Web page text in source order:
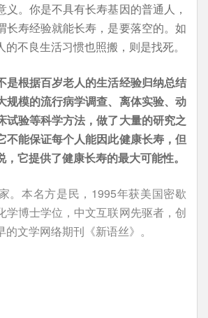
义。你是不具有长寿基因的普通人，
长寿经验就能长寿，是要落空的。如
不良生活习惯也照搬，则是找死。
是根据百岁老人的生活经验归纳总结
规模的流行病学调查、离体实验、动
试验等科学方法，做了大量的研究之
不能保证每个人能因此健康长寿，但
它提供了健康长寿的最大可能性。
。本名方是民，1995年获美国密歇
学博士学位，中文互联网先驱者，创
文学网络期刊《新语丝》。